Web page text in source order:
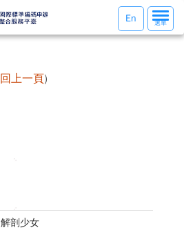
選
單
選單
En
回上一頁)
解剖少女